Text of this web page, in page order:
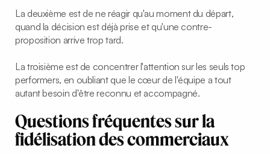
La deuxième est de ne réagir qu'au moment du départ,
quand la décision est déjà prise et qu'une contre-
proposition arrive trop tard.
La troisième est de concentrer l'attention sur les seuls top
performers, en oubliant que le cœur de l'équipe a tout
autant besoin d'être reconnu et accompagné.
Questions fréquentes sur la
fidélisation des commerciaux